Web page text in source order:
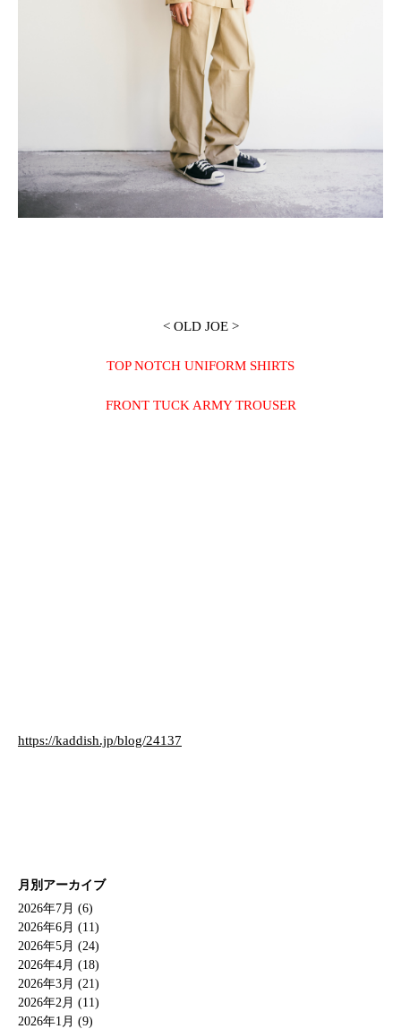
< OLD JOE >
TOP NOTCH UNIFORM SHIRTS
FRONT TUCK ARMY TROUSER
https://kaddish.jp/blog/24137
月別アーカイブ
2026年7月 (6)
2026年6月 (11)
2026年5月 (24)
2026年4月 (18)
2026年3月 (21)
2026年2月 (11)
2026年1月 (9)